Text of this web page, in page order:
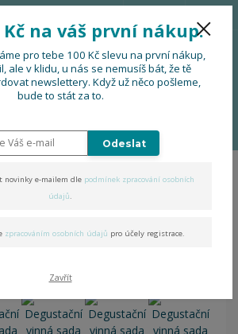
Menu
0 Kč
vinná sada
Kč na váš první nákup.
pro tebe 100 Kč slevu na první nákup,
ale v klidu, u nás se nemusíš bát, že tě
newslettery. Když už něco pošleme,
bude to stát za to.
Odeslat
novinky e-mailem dle podmínek zpracování osobních
údajů.
zpracováním osobních údajů pro účely registrace.
Zavřít